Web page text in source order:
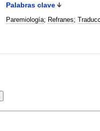
Palabras clave
Paremiología; Refranes;